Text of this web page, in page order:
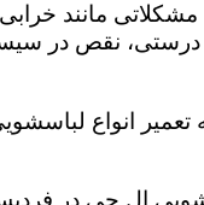
مشکلاتی مانند
نقص در
انواع
ال جی در